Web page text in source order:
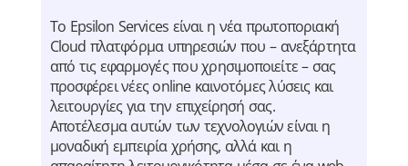
Το Epsilon Services είναι η νέα πρωτοποριακή
Cloud πλατφόρμα υπηρεσιών που – ανεξάρτητα
από τις εφαρμογές που χρησιμοποιείτε – σας
προσφέρει νέες online καινοτόμες λύσεις και
λειτουργίες για την επιχείρησή σας.
Αποτέλεσμα αυτών των τεχνολογιών είναι η
μοναδική εμπειρία χρήσης, αλλά και η